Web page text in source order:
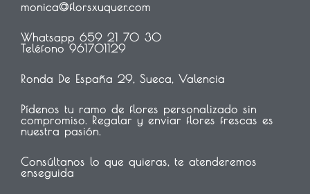
monica@florsxuquer.com
Whatsapp 659 21 70 30
Teléfono 961701129
Ronda De España 29, Sueca, Valencia
Pídenos tu ramo de flores personalizado sin
compromiso. Regalar y enviar flores frescas es
nuestra pasión.
Consúltanos lo que quieras, te atenderemos
enseguida